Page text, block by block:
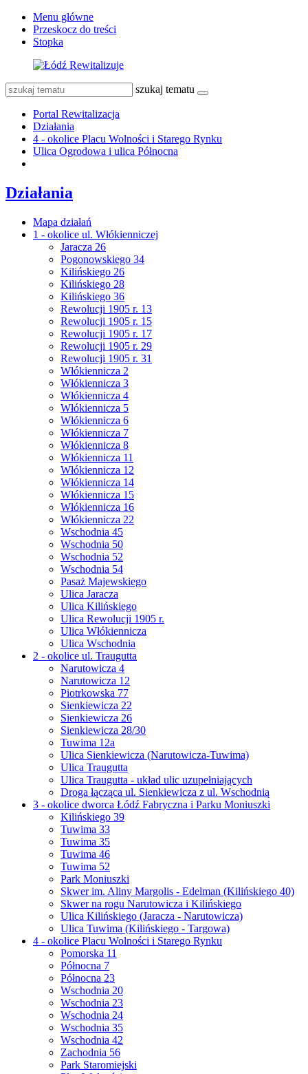
Menu główne
Przeskocz do treści
Stopka
szukaj tematu
Portal Rewitalizacja
Działania
4 - okolice Placu Wolności i Starego Rynku
Ulica Ogrodowa i ulica Północna
Działania
Mapa działań
1 - okolice ul. Włókienniczej
Jaracza 26
Pogonowskiego 34
Kilińskiego 26
Kilińskiego 28
Kilińskiego 36
Rewolucji 1905 r. 13
Rewolucji 1905 r. 15
Rewolucji 1905 r. 17
Rewolucji 1905 r. 29
Rewolucji 1905 r. 31
Włókiennicza 2
Włókiennicza 3
Włókiennicza 4
Włókiennicza 5
Włókiennicza 6
Włókiennicza 7
Włókiennicza 8
Włókiennicza 11
Włókiennicza 12
Włókiennicza 14
Włókiennicza 15
Włókiennicza 16
Włókiennicza 22
Wschodnia 45
Wschodnia 50
Wschodnia 52
Wschodnia 54
Pasaż Majewskiego
Ulica Jaracza
Ulica Kilińskiego
Ulica Rewolucji 1905 r.
Ulica Włókiennicza
Ulica Wschodnia
2 - okolice ul. Traugutta
Narutowicza 4
Narutowicza 12
Piotrkowska 77
Sienkiewicza 22
Sienkiewicza 26
Sienkiewicza 28/30
Tuwima 12a
Ulica Sienkiewicza (Narutowicza-Tuwima)
Ulica Traugutta
Ulica Traugutta - układ ulic uzupełniających
Droga łącząca ul. Sienkiewicza z ul. Wschodnią
3 - okolice dworca Łódź Fabryczna i Parku Moniuszki
Kilińskiego 39
Tuwima 33
Tuwima 35
Tuwima 46
Tuwima 52
Park Moniuszki
Skwer im. Aliny Margolis - Edelman (Kilińskiego 40)
Skwer na rogu Narutowicza i Kilińskiego
Ulica Kilińskiego (Jaracza - Narutowicza)
Ulica Tuwima (Kilińskiego - Targowa)
4 - okolice Placu Wolności i Starego Rynku
Pomorska 11
Północna 7
Północna 23
Wschodnia 20
Wschodnia 23
Wschodnia 24
Wschodnia 35
Wschodnia 42
Zachodnia 56
Park Staromiejski